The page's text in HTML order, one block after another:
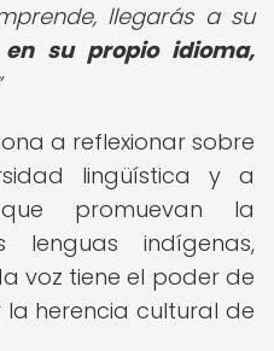
llegarás a su
su propio idioma,
a reflexionar sobre
lingüística y a
promuevan la
lenguas indígenas,
voz tiene el poder de
herencia cultural de